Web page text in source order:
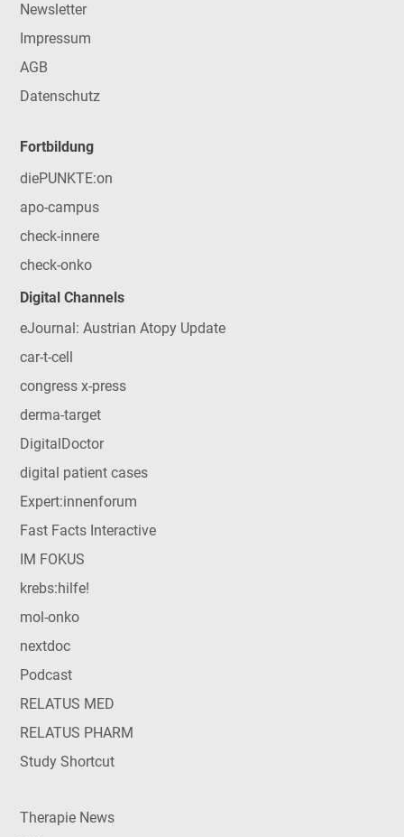
Newsletter
Impressum
AGB
Datenschutz
Fortbildung
diePUNKTE:on
apo-campus
check-innere
check-onko
Digital Channels
eJournal: Austrian Atopy Update
car-t-cell
congress x-press
derma-target
DigitalDoctor
digital patient cases
Expert:innenforum
Fast Facts Interactive
IM FOKUS
krebs:hilfe!
mol-onko
nextdoc
Podcast
RELATUS MED
RELATUS PHARM
Study Shortcut
Therapie News